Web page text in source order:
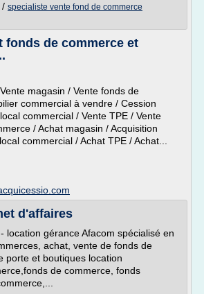
/ specialiste vente fond de commerce
fonds de commerce et
magasin / Vente fonds de
commercial à vendre / Cession
commercial / Vente TPE / Vente
/ Achat magasin / Acquisition
commercial / Achat TPE / Achat...
d'affaires
location gérance Afacom spécialisé en
achat, vente de fonds de
porte et boutiques location
de commerce, fonds